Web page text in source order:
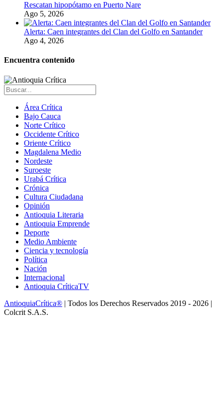
Rescatan hipopótamo en Puerto Nare
Ago 5, 2026
Alerta: Caen integrantes del Clan del Golfo en Santander
Ago 4, 2026
Encuentra contenido
Área Crítica
Bajo Cauca
Norte Crítico
Occidente Crítico
Oriente Crítico
Magdalena Medio
Nordeste
Suroeste
Urabá Crítica
Crónica
Cultura Ciudadana
Opinión
Antioquia Literaria
Antioquia Emprende
Deporte
Medio Ambiente
Ciencia y tecnología
Política
Nación
Internacional
Antioquia CríticaTV
AntioquiaCrítica® | Todos los Derechos Reservados 2019 - 2026 |
Colcrit S.A.S.